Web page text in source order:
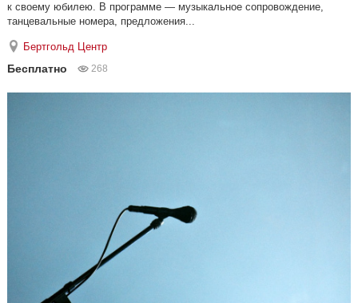
к своему юбилею. В программе — музыкальное сопровождение,
танцевальные номера, предложения...
Бертгольд Центр
Бесплатно 268